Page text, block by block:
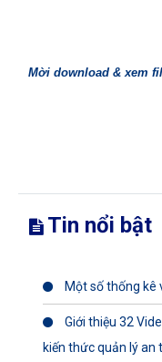
Mời download & xem
Tin nổi bật
Một số thống kê
Giới thiệu 32
kiến thức quản lý an